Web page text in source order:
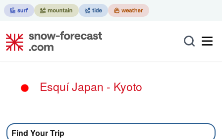
Esquí Japan - Kyoto
Find Your Trip